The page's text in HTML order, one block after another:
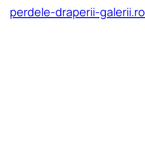
perdele-draperii-galerii.ro